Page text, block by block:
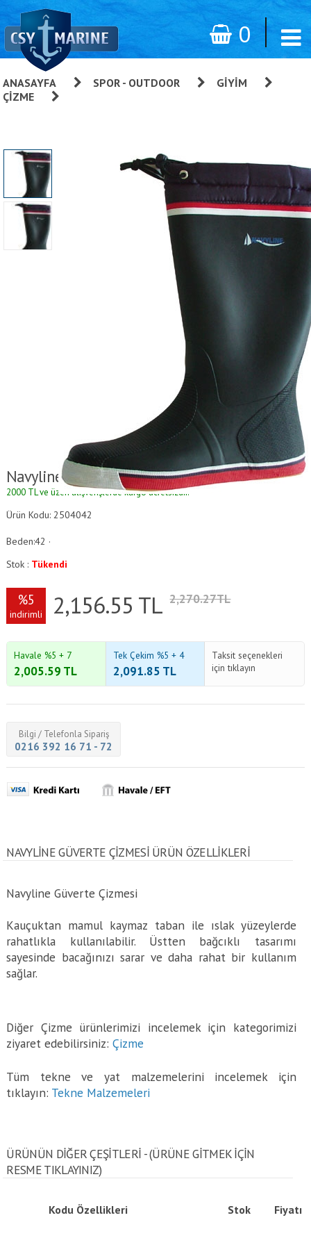
0
ANASAYFA SPOR - OUTDOOR GIYIM
ÇIZME
Navyline Güverte Çizmesi
2000 TL ve üzeri alışverişlerde kargo ücretsizdir.
Ürün Kodu: 2504042
Beden:42 ·
Stok : Tükendi
%5
indirimli 2,156.55 TL 2,270.27TL
Havale %5 + 7
2,005.59 TL
Tek Çekim %5 + 4
2,091.85 TL
Taksit seçenekleri
için tıklayın
Bilgi / Telefonla Sipariş
0216 392 16 71 - 72
NAVYLINE GÜVERTE ÇIZMESI ÜRÜN ÖZELLİKLERİ
Navyline Güverte Çizmesi
Kauçuktan mamul kaymaz taban ile ıslak yüzeylerde
rahatlıkla kullanılabilir. Üstten bağcıklı tasarımı
sayesinde bacağınızı sarar ve daha rahat bir kullanım
sağlar.
Diğer Çizme ürünlerimizi incelemek için kategorimizi
ziyaret edebilirsiniz:Çizme
Tüm tekne ve yat malzemelerini incelemek için
tıklayın: Tekne Malzemeleri
ÜRÜNÜN DİĞER ÇEŞİTLERİ - (ÜRÜNE GITMEK IÇIN
RESME TIKLAYINIZ)
Kodu Özellikleri Stok Fiyatı